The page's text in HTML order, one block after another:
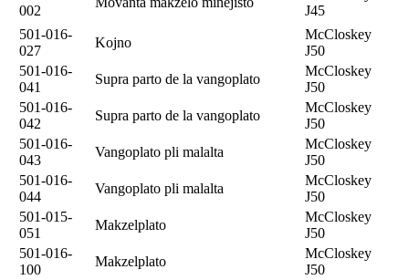
002
J45
501-016-
027
Kojno
McCloskey
J50
501-016-
041
Supra parto de la vangoplato
McCloskey
J50
501-016-
042
Supra parto de la vangoplato
McCloskey
J50
501-016-
043
Vangoplato pli malalta
McCloskey
J50
501-016-
044
Vangoplato pli malalta
McCloskey
J50
501-015-
051
Makzelplato
McCloskey
J50
501-016-
100
Makzelplato
McCloskey
J50